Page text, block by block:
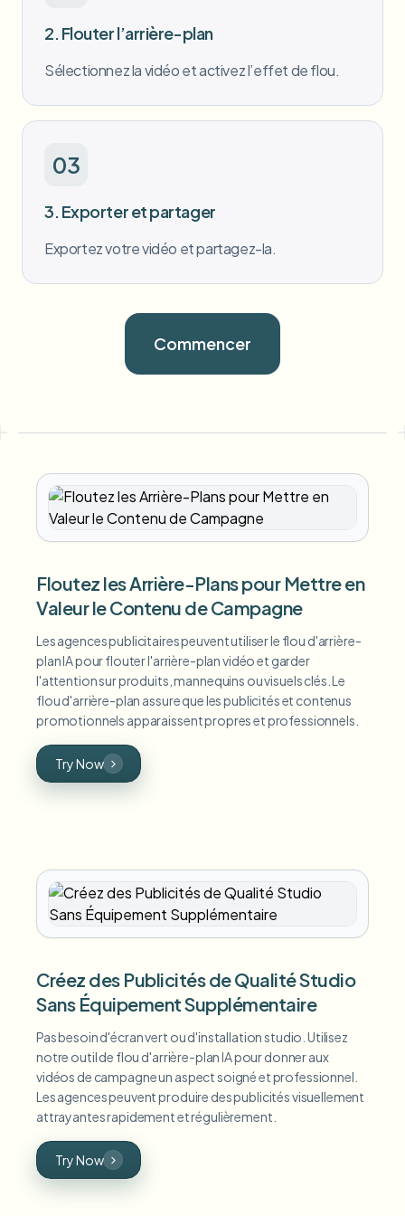
2. Flouter l’arrière-plan
Sélectionnez la vidéo et activez l’effet de flou.
03
3. Exporter et partager
Exportez votre vidéo et partagez-la.
Commencer
Floutez les Arrière-Plans pour Mettre en
Valeur le Contenu de Campagne
Les agences publicitaires peuvent utiliser le flou d'arrière-
plan IA pour flouter l'arrière-plan vidéo et garder
l'attention sur produits, mannequins ou visuels clés. Le
flou d'arrière-plan assure que les publicités et contenus
promotionnels apparaissent propres et professionnels.
Try Now
Créez des Publicités de Qualité Studio
Sans Équipement Supplémentaire
Pas besoin d'écran vert ou d'installation studio. Utilisez
notre outil de flou d'arrière-plan IA pour donner aux
vidéos de campagne un aspect soigné et professionnel.
Les agences peuvent produire des publicités visuellement
attrayantes rapidement et régulièrement.
Try Now